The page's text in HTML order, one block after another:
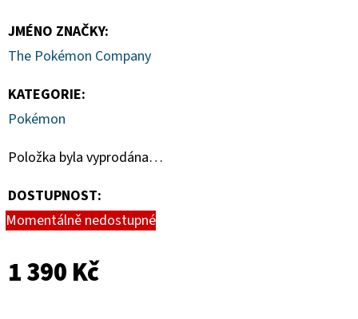
JMÉNO ZNAČKY:
The Pokémon Company
KATEGORIE:
Pokémon
Položka byla vyprodána…
DOSTUPNOST:
Momentálně nedostupné
1 390 Kč